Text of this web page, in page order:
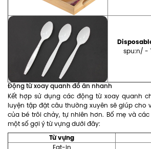
spu:n/ -
Động từ xoay quanh đồ ăn nhanh
Kết hợp sử dụng các động từ xoay quanh
luyện tập đặt câu thường xuyên sẽ giúp cho
của bé trôi chảy, tự nhiên hơn. Bố mẹ và
một số gợi ý từ vựng dưới đây:
Từ vựng